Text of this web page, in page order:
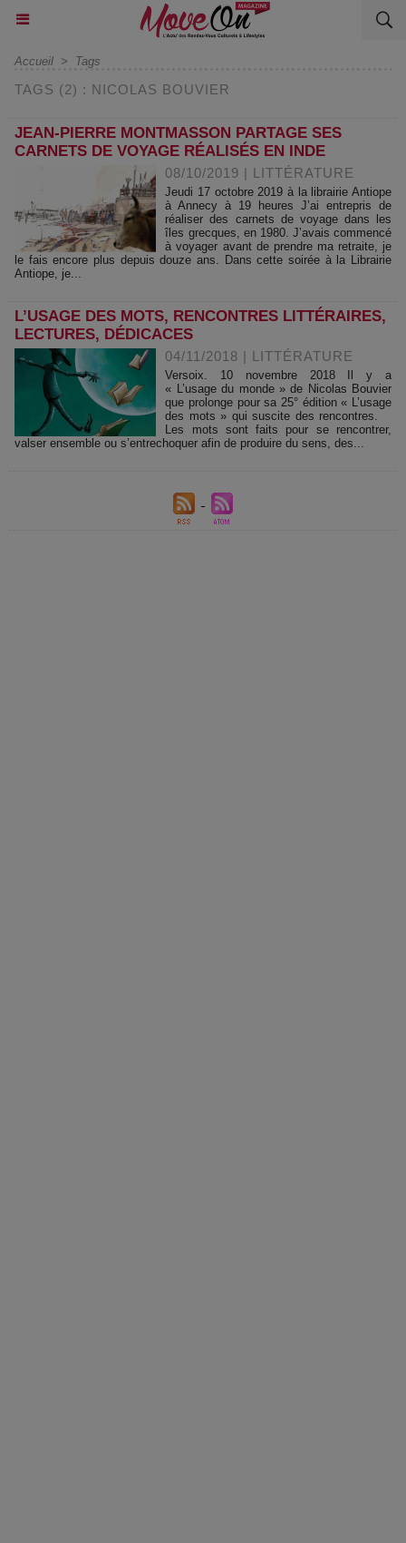
Accueil > Tags
TAGS (2) : NICOLAS BOUVIER
JEAN-PIERRE MONTMASSON PARTAGE SES
CARNETS DE VOYAGE RÉALISÉS EN INDE
08/10/2019 | LITTÉRATURE
Jeudi 17 octobre 2019 à la librairie Antiope
à Annecy à 19 heures J’ai entrepris de
réaliser des carnets de voyage dans les
îles grecques, en 1980. J’avais commencé
à voyager avant de prendre ma retraite, je
le fais encore plus depuis douze ans. Dans cette soirée à la Librairie
Antiope, je...
L’USAGE DES MOTS, RENCONTRES LITTÉRAIRES,
LECTURES, DÉDICACES
04/11/2018 | LITTÉRATURE
Versoix. 10 novembre 2018 Il y a
« L’usage du monde » de Nicolas Bouvier
que prolonge pour sa 25° édition « L’usage
des mots » qui suscite des rencontres.
Les mots sont faits pour se rencontrer,
valser ensemble ou s’entrechoquer afin de produire du sens, des...